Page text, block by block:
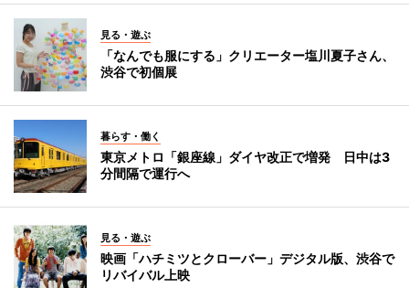
見る・遊ぶ
「なんでも服にする」クリエーター塩川夏子さん、
渋谷で初個展
暮らす・働く
東京メトロ「銀座線」ダイヤ改正で増発 日中は3
分間隔で運行へ
見る・遊ぶ
映画「ハチミツとクローバー」デジタル版、渋谷で
リバイバル上映